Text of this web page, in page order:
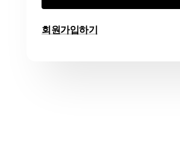
회원가입하기